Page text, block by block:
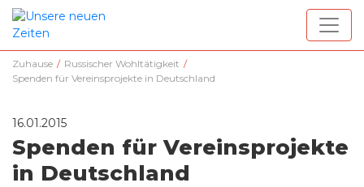
Zuhause / Russischer Wohltätigkeit /
Spenden für Vereinsprojekte in Deutschland
16.01.2015
Spenden für Vereinsprojekte
in Deutschland